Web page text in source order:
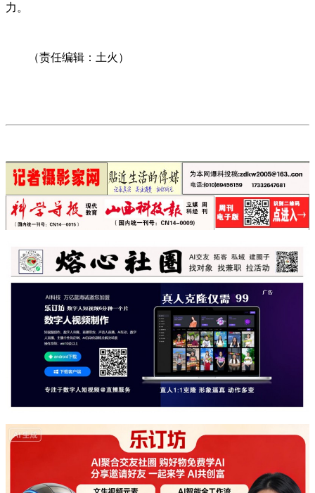
力。
（责任编辑：土火）